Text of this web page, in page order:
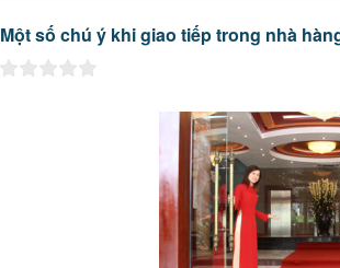
Một số chú ý khi giao tiếp trong nhà